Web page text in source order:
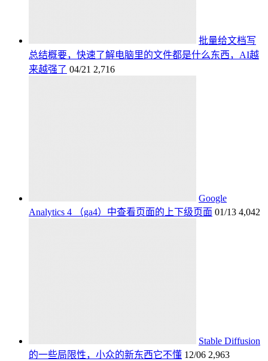
批量给文档写
总结概要，快速了解电脑里的文件都是什么东西，AI越
来越强了 04/21 2,716
Google
Analytics 4 （ga4）中查看页面的上下级页面 01/13 4,042
Stable Diffusion
的一些局限性，小众的新东西它不懂 12/06 2,963